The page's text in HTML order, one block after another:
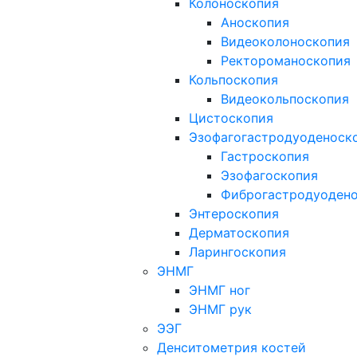
Колоноскопия
Аноскопия
Видеоколоноскопия
Ректороманоскопия
Кольпоскопия
Видеокольпоскопия
Цистоскопия
Гастроскопия
Эзофагоскопия
Энтероскопия
Дерматоскопия
Ларингоскопия
ЭНМГ
ЭНМГ ног
ЭНМГ рук
ЭЭГ
Денситометрия костей